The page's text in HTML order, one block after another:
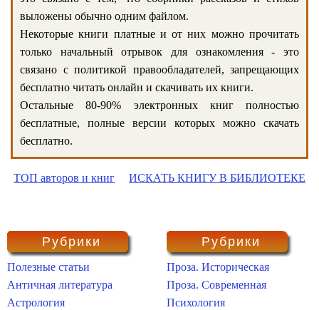
выложены обычно одним файлом.
Некоторые книги платные и от них можно прочитать
только начальный отрывок для ознакомления - это
связано с политикой правообладателей, запрещающих
бесплатно читать онлайн и скачивать их книги.
Остальные 80-90% электронных книг полностью
бесплатные, полные версии которых можно скачать
бесплатно.
ТОП авторов и книг ИСКАТЬ КНИГУ В БИБЛИОТЕКЕ
Рубрики
Полезные статьи
Античная литература
Астрология
Рубрики
Проза. Историческая
Проза. Современная
Психология